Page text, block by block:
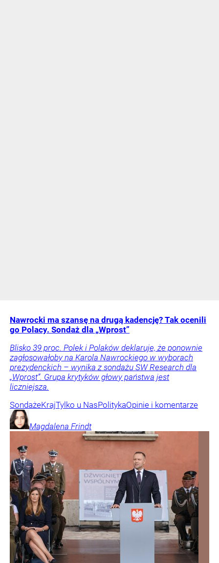
Nawrocki ma szansę na drugą kadencję? Tak ocenili
go Polacy. Sondaż dla „Wprost”
Blisko 39 proc. Polek i Polaków deklaruje, że ponownie
zagłosowałoby na Karola Nawrockiego w wyborach
prezydenckich – wynika z sondażu SW Research dla
„Wprost”. Grupa krytyków głowy państwa jest
liczniejsza.
SondażeKrajTylko u NasPolitykaOpinie i komentarze
Magdalena Frindt